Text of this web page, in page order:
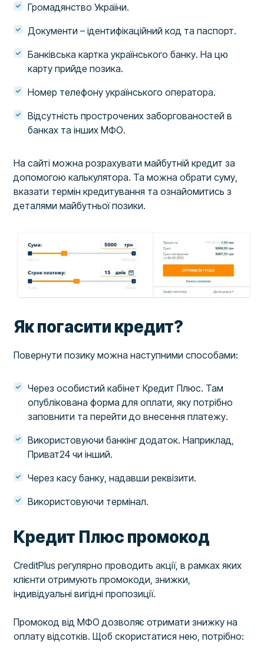
Громадянство України.
Документи – ідентифікаційний код та паспорт.
Банківська картка українського банку. На цю
карту прийде позика.
Номер телефону українського оператора.
Відсутність прострочених заборгованостей в
банках та інших МФО.
На сайті можна розрахувати майбутній кредит за
допомогою калькулятора. Та можна обрати суму,
вказати термін кредитування та ознайомитись з
деталями майбутньої позики.
Як погасити кредит?
Повернути позику можна наступними способами:
Через особистий кабінет Кредит Плюс. Там
опублікована форма для оплати, яку потрібно
заповнити та перейти до внесення платежу.
Використовуючи банкінг додаток. Наприклад,
Приват24 чи інший.
Через касу банку, надавши реквізити.
Використовуючи термінал.
Кредит Плюс промокод
CreditPlus регулярно проводить акції, в рамках яких
клієнти отримують промокоди, знижки,
індивідуальні вигідні пропозиції.
Промокод від МФО дозволяє отримати знижку на
оплату відсотків. Щоб скористатися нею, потрібно: